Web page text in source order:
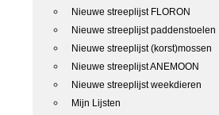
Nieuwe streeplijst FLORON
Nieuwe streeplijst paddenstoelen
Nieuwe streeplijst (korst)mossen
Nieuwe streeplijst ANEMOON
Nieuwe streeplijst weekdieren
Mijn Lijsten